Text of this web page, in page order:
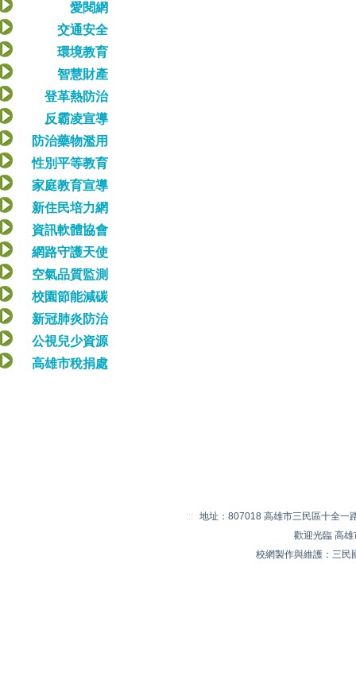
愛閱網
交通安全
環境教育
智慧財產
登革熱防治
反霸凌宣導
防治藥物濫用
性別平等教育
家庭教育宣導
新住民培力網
資訊軟體協會
網路守護天使
空氣品質監測
校園節能減碳
新冠肺炎防治
公視兒少資源
高雄市稅捐處
:::
地址：807018 高雄市三民區十全
歡迎光臨 高
校網製作與維護：三民